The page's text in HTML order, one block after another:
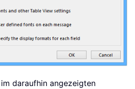
daraufhin angezeigten